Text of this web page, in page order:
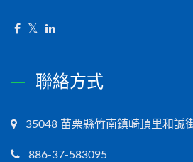
聯絡方式
35048 苗栗縣竹南鎮崎頂里和誠
886-37-583095